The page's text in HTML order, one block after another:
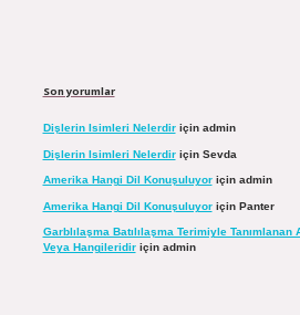
Son yorumlar
Dişlerin Isimleri Nelerdiriçin admin
Dişlerin Isimleri Nelerdiriçin Sevda
Amerika Hangi Dil Konuşuluyoriçin admin
Amerika Hangi Dil Konuşuluyoriçin Panter
Garblılaşma Batılılaşma Terimiyle Tanımlanan
Veya Hangileridiriçin admin